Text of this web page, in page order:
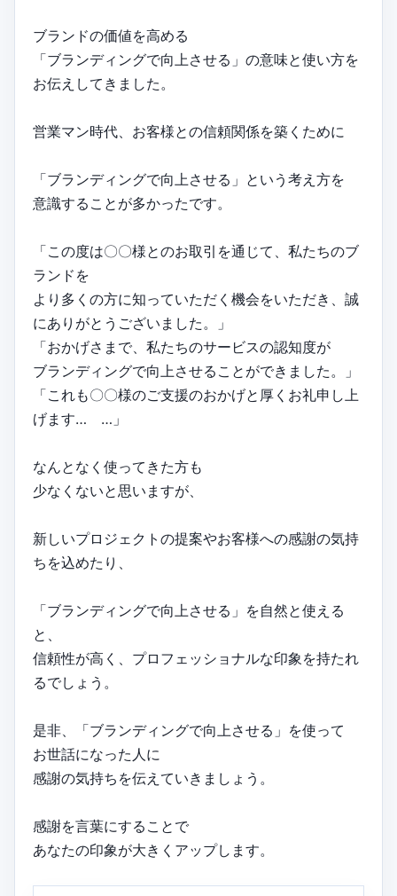
ブランドの価値を高める
「ブランディングで向上させる」の意味と使い方を
お伝えしてきました。
営業マン時代、お客様との信頼関係を築くために
「ブランディングで向上させる」という考え方を
意識することが多かったです。
「この度は〇〇様とのお取引を通じて、私たちのブ
ランドを
より多くの方に知っていただく機会をいただき、誠
にありがとうございました。」
「おかげさまで、私たちのサービスの認知度が
ブランディングで向上させることができました。」
「これも〇〇様のご支援のおかげと厚くお礼申し上
げます… …」
なんとなく使ってきた方も
少なくないと思いますが、
新しいプロジェクトの提案やお客様への感謝の気持
ちを込めたり、
「ブランディングで向上させる」を自然と使える
と、
信頼性が高く、プロフェッショナルな印象を持たれ
るでしょう。
是非、「ブランディングで向上させる」を使って
お世話になった人に
感謝の気持ちを伝えていきましょう。
感謝を言葉にすることで
あなたの印象が大きくアップします。